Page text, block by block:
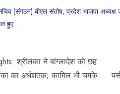
(संगठन) बीएल संतोष, प्रदेश भाजपा
हुए.
श्रीलंका ने बांग्लादेश को छह
का अर्धशतक; कामिल भी चमके